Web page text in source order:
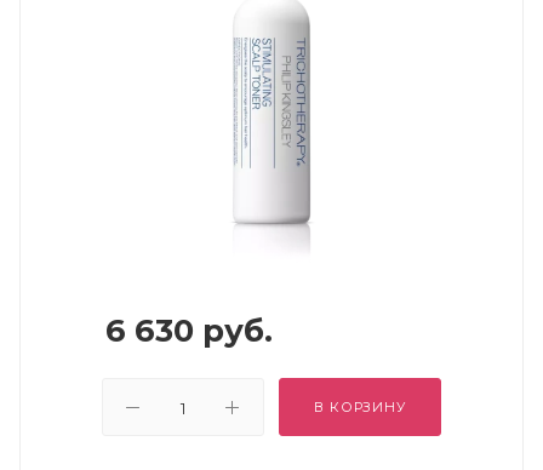
6 630 руб.
В КОРЗИНУ